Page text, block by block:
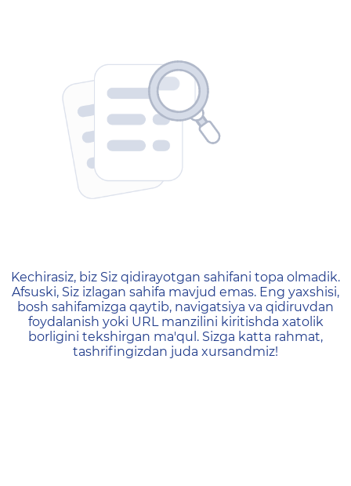
404 — Страница не
Kechirasiz, biz Siz qidirayotgan sahifani topa olmadik.
Afsuski, Siz izlagan sahifa mavjud emas. Eng yaxshisi,
bosh sahifamizga qaytib, navigatsiya va qidiruvdan
foydalanish yoki URL manzilini kiritishda xatolik
borligini tekshirgan ma'qul. Sizga katta rahmat,
tashrifingizdan juda xursandmiz!